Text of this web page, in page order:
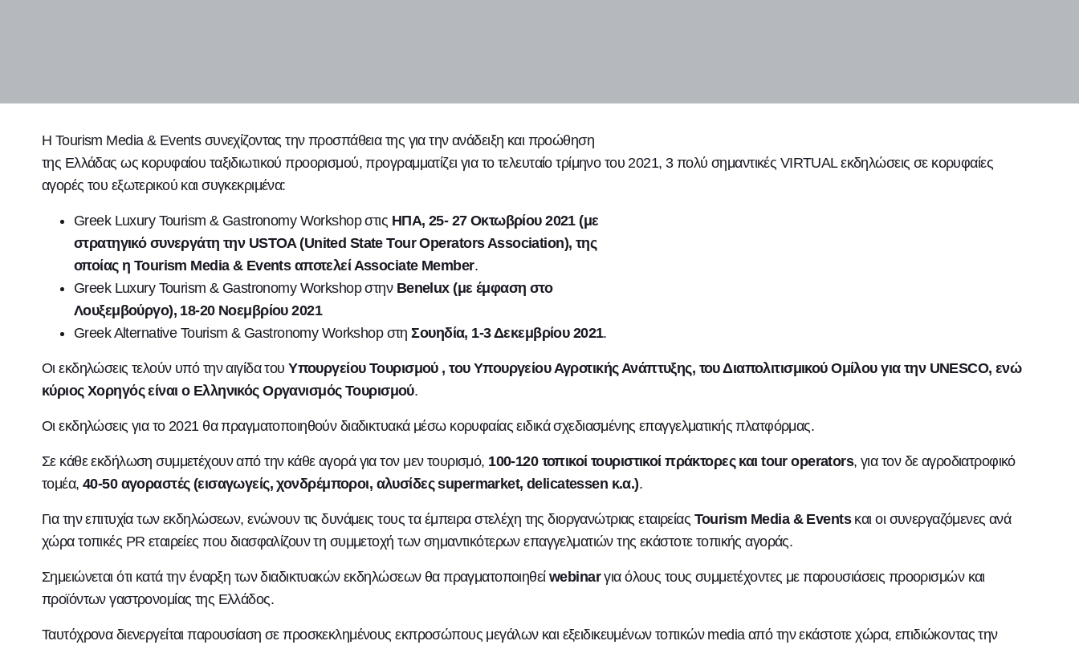
H Tourism Media & Events συνεχίζοντας την προσπάθεια της για την ανάδειξη και προώθηση
της Ελλάδας ως κορυφαίου ταξιδιωτικού προορισμού, προγραμματίζει για το τελευταίο τρίμηνο του 2021, 3 πολύ σημαντικές VIRTUAL εκδηλώσεις σε κορυφαίες
αγορές του εξωτερικού και συγκεκριμένα:
Greek Luxury Tourism & Gastronomy Workshop στις ΗΠΑ, 25- 27 Οκτωβρίου 2021 (με
στρατηγικό συνεργάτη την USTOA (United State Tour Operators Association), της
οποίας η Tourism Media & Events αποτελεί Αssociate Μember.
Greek Luxury Tourism & Gastronomy Workshop στηνΒenelux (με έμφαση στο
Λουξεμβούργο), 18-20 Νοεμβρίου 2021
Greek Alternative Tourism & Gastronomy Workshop στη Σουηδία, 1-3 Δεκεμβρίου 2021.
Οι εκδηλώσεις τελούν υπό την αιγίδα τουΥπουργείου Τουρισμού , του Υπουργείου Αγροτικής Ανάπτυξης, του Διαπολιτισμικού Ομίλου για την UNESCO, ενώ
κύριοςΧορηγός είναι ο Ελληνικός Οργανισμός Τουρισμού.
Οι εκδηλώσεις για το 2021 θα πραγματοποιηθούν διαδικτυακά μέσω κορυφαίας ειδικά σχεδιασμένης επαγγελματικής πλατφόρμας.
Σε κάθε εκδήλωση συμμετέχουν από την κάθε αγορά για τον μεν τουρισμό, 100-120 τοπικοί τουριστικοί πράκτορες και tour operators, για τον δε αγροδιατροφικό
τομέα,40-50 αγοραστές (εισαγωγείς, χονδρέμποροι, αλυσίδες supermarket, delicatessen κ.α.).
Για την επιτυχία των εκδηλώσεων, ενώνουν τις δυνάμεις τους τα έμπειρα στελέχη της διοργανώτριας εταιρείας Tourism Media & Eventsκαι οι συνεργαζόμενες ανά
χώρα τοπικές PR εταιρείες που διασφαλίζουν τη συμμετοχή των σημαντικότερων επαγγελματιών της εκάστοτε τοπικής αγοράς.
Σημειώνεται ότι κατά την έναρξη των διαδικτυακών εκδηλώσεων θα πραγματοποιηθεί webinarγια όλους τους συμμετέχοντες με παρουσιάσεις προορισμών και
προϊόντων γαστρονομίας της Ελλάδος.
Ταυτόχρονα διενεργείται παρουσίαση σε προσκεκλημένους εκπροσώπους μεγάλων και εξειδικευμένων τοπικών media από την εκάστοτε χώρα, επιδιώκοντας την